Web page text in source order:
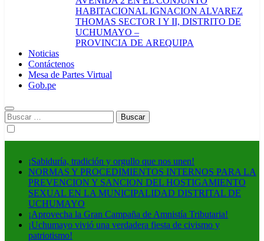
HABITACIONAL IGNACION ALVAREZ
THOMAS SECTOR I Y II, DISTRITO DE
UCHUMAYO –
PROVINCIA DE AREQUIPA
Noticias
Contáctenos
Mesa de Partes Virtual
Gob.pe
Buscar:
¡Sabiduría, tradición y orgullo que nos unen!
NORMAS Y PROCEDIMIENTOS INTERNOS PARA LA
PREVENCION Y SANCION DEL HOSTIGAMIENTO
SEXUAL EN LA MUNICIPALIDAD DISTRITAL DE
UCHUMAYO
¡Aprovecha la Gran Campaña de Amnistía Tributaria!
¡Uchumayo vivió una verdadera fiesta de civismo y
patriotismo!